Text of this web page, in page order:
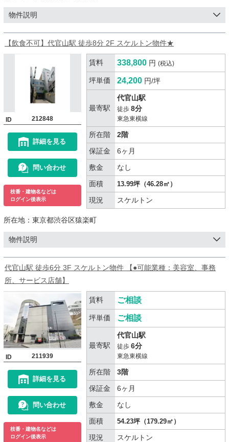
物件説明
【飲食不可】代官山駅 徒歩8分 2F スケルトン物件★
ID 212848
詳細を見る
問い合わせ
枝番・建物名などは
ログイン後表示
賃料 338,800 円 (税込)
坪単価 24,200 円/坪
最寄駅
代官山駅
徒歩 8分
東急東横線
所在階
2階
保証金
6ヶ月
敷金
なし
面積
13.99坪（46.28㎡）
現況 スケルトン
所在地： 東京都渋谷区猿楽町
物件説明
代官山駅 徒歩6分 3F スケルトン物件 【●可能業種：美容室、事務
所、サービス店舗】
ID 211939
詳細を見る
問い合わせ
枝番・建物名などは
ログイン後表示
賃料 ご相談
坪単価 ご相談
最寄駅
代官山駅
徒歩 6分
東急東横線
所在階
3階
保証金
6ヶ月
敷金
なし
面積
54.23坪（179.29㎡）
現況 スケルトン